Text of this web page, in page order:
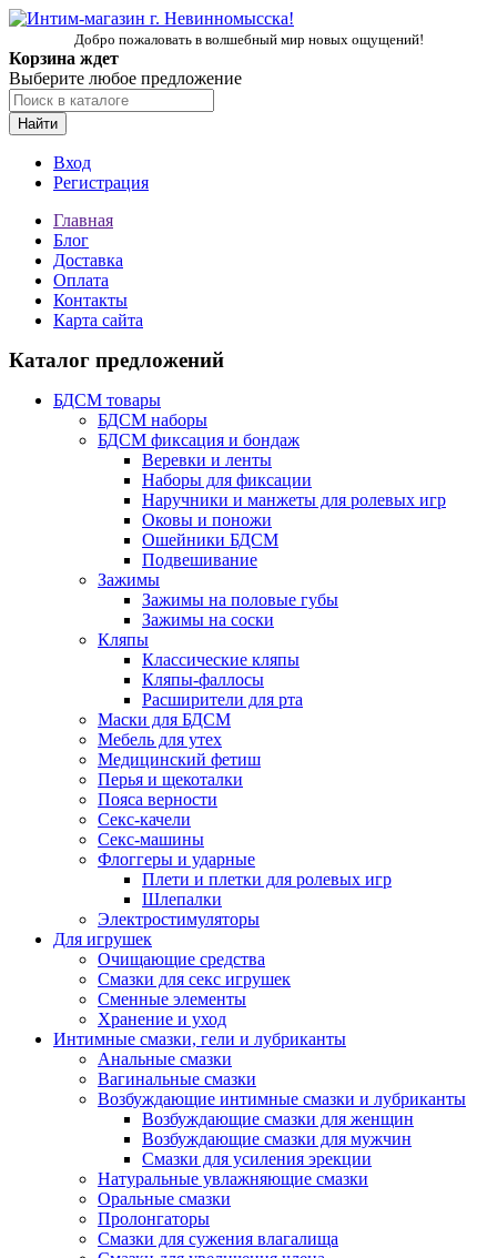
Добро пожаловать в волшебный мир новых ощущений!
Корзина ждет
Выберите любое предложение
Найти
Вход
Регистрация
Главная
Блог
Доставка
Оплата
Контакты
Карта сайта
Каталог предложений
БДСМ товары
БДСМ наборы
БДСМ фиксация и бондаж
Веревки и ленты
Наборы для фиксации
Наручники и манжеты для ролевых игр
Оковы и поножи
Ошейники БДСМ
Подвешивание
Зажимы
Зажимы на половые губы
Зажимы на соски
Кляпы
Классические кляпы
Кляпы-фаллосы
Расширители для рта
Маски для БДСМ
Мебель для утех
Медицинский фетиш
Перья и щекоталки
Пояса верности
Секс-качели
Секс-машины
Флоггеры и ударные
Плети и плетки для ролевых игр
Шлепалки
Электростимуляторы
Для игрушек
Очищающие средства
Смазки для секс игрушек
Сменные элементы
Хранение и уход
Интимные смазки, гели и лубриканты
Анальные смазки
Вагинальные смазки
Возбуждающие интимные смазки и лубриканты
Возбуждающие смазки для женщин
Возбуждающие смазки для мужчин
Смазки для усиления эрекции
Натуральные увлажняющие смазки
Оральные смазки
Пролонгаторы
Смазки для сужения влагалища